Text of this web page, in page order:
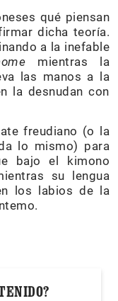
qué piensan
dicha teoría.
a la inefable
mientras la
las manos a la
la desnudan con
freudiano (o la
lo mismo) para
bajo el kimono
su lengua
los labios de la